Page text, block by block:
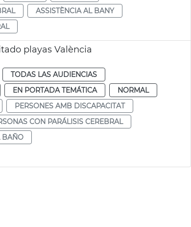
ASSISTÈNCIA AL BANY
playas València
TODAS LAS AUDIENCIAS
EN PORTADA TEMÁTICA
NORMAL
PERSONES AMB DISCAPACITAT
CON PARÁLISIS CEREBRAL
BAÑO